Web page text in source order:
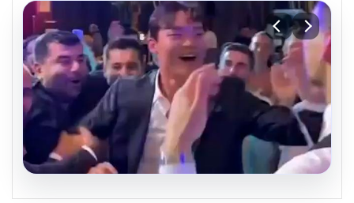
05.08.2026